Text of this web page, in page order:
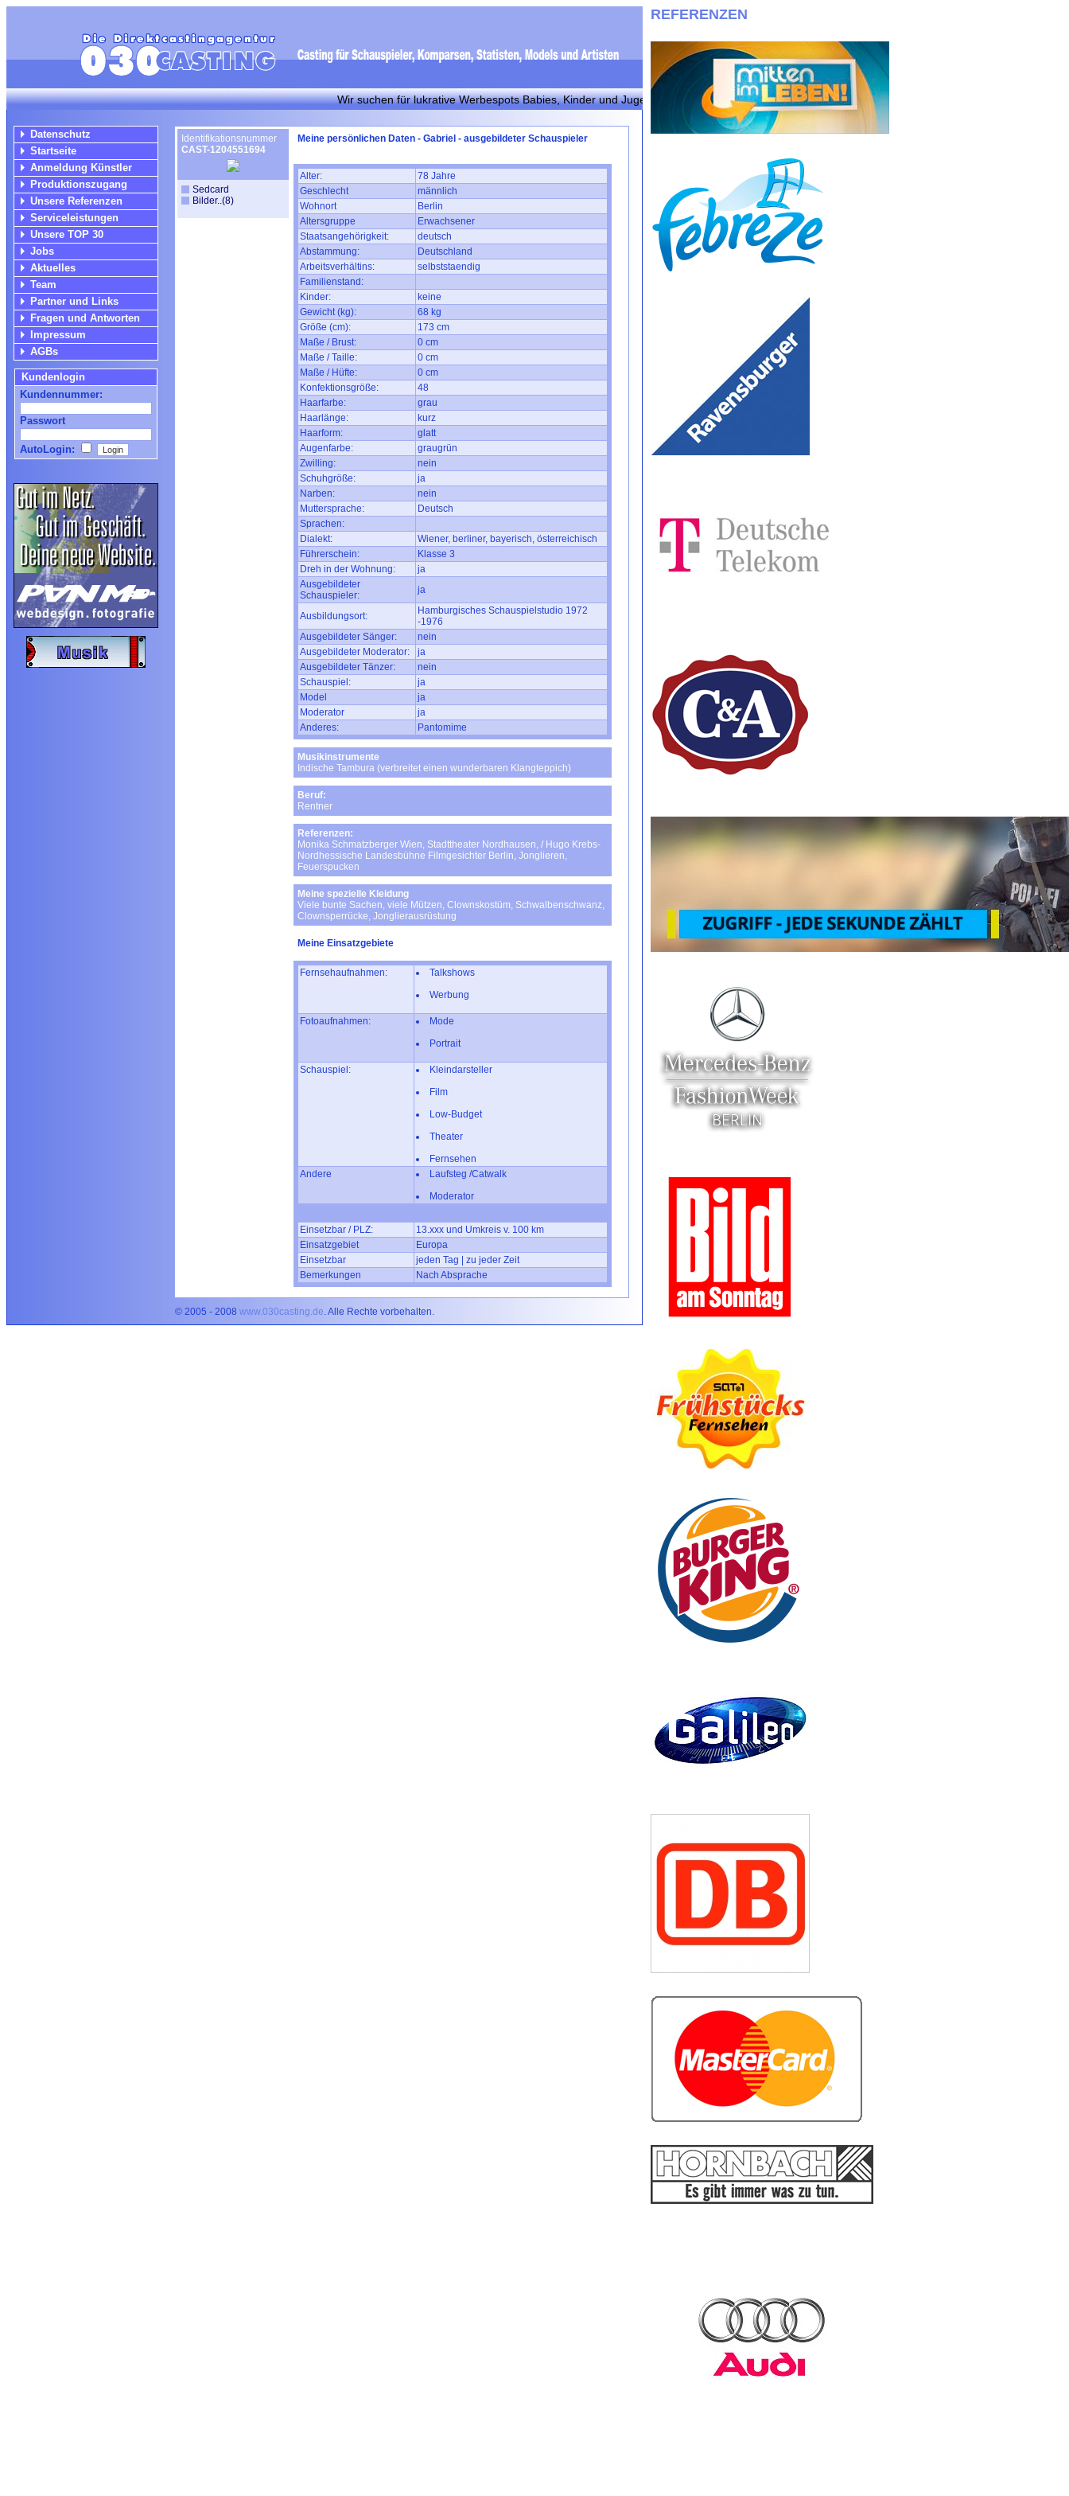
Wir suchen für lukrative Werbespots Babies, Kinder und Jugendliche! Bitte bei info@030casting mit Fotos+Maßen bewerben!!! + + + Wir suchen immer
Datenschutz
Startseite
Anmeldung Künstler
Produktionszugang
Unsere Referenzen
Serviceleistungen
Unsere TOP 30
Jobs
Aktuelles
Team
Partner und Links
Fragen und Antworten
Impressum
AGBs
Kundenlogin
Kundennummer:
Passwort
AutoLogin:
Identifikationsnummer
CAST-1204551694
Sedcard
Bilder..(8)
Meine persönlichen Daten - Gabriel - ausgebildeter Schauspieler
Alter:
78 Jahre
Geschlecht
männlich
Wohnort
Berlin
Altersgruppe
Erwachsener
Staatsangehörigkeit:
deutsch
Abstammung:
Deutschland
Arbeitsverhältins:
selbststaendig
Familienstand:
Kinder:
keine
Gewicht (kg):
68 kg
Größe (cm):
173 cm
Maße / Brust:
0 cm
Maße / Taille:
0 cm
Maße / Hüfte:
0 cm
Konfektionsgröße:
48
Haarfarbe:
grau
Haarlänge:
kurz
Haarform:
glatt
Augenfarbe:
graugrün
Zwilling:
nein
Schuhgröße:
ja
Narben:
nein
Muttersprache:
Deutsch
Sprachen:
Dialekt:
Wiener, berliner, bayerisch, österreichisch
Führerschein:
Klasse 3
Dreh in der Wohnung:
ja
Ausgebildeter
Schauspieler:
ja
Ausbildungsort:
Hamburgisches Schauspielstudio 1972
-1976
Ausgebildeter Sänger:
nein
Ausgebildeter Moderator:
ja
Ausgebildeter Tänzer:
nein
Schauspiel:
ja
Model
ja
Moderator
ja
Anderes:
Pantomime
Musikinstrumente
Indische Tambura (verbreitet einen wunderbaren Klangteppich)
Beruf:
Rentner
Referenzen:
Monika Schmatzberger Wien, Stadttheater Nordhausen, / Hugo Krebs-
Nordhessische Landesbühne Filmgesichter Berlin, Jonglieren,
Feuerspucken
Meine spezielle Kleidung
Viele bunte Sachen, viele Mützen, Clownskostüm, Schwalbenschwanz,
Clownsperrücke, Jonglierausrüstung
Meine Einsatzgebiete
Fernsehaufnahmen:
Talkshows
Werbung
Fotoaufnahmen:
Mode
Portrait
Schauspiel:
Kleindarsteller
Film
Low-Budget
Theater
Fernsehen
Andere
Laufsteg /Catwalk
Moderator
Einsetzbar / PLZ:
13.xxx und Umkreis v. 100 km
Einsatzgebiet
Europa
Einsetzbar
jeden Tag | zu jeder Zeit
Bemerkungen
Nach Absprache
© 2005 - 2008 www.030casting.de. Alle Rechte vorbehalten.
REFERENZEN